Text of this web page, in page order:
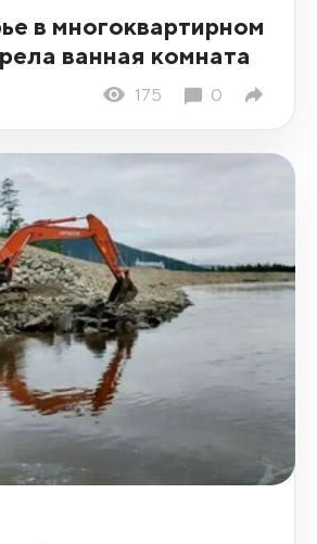
в многоквартирном
ванная комната
175 0